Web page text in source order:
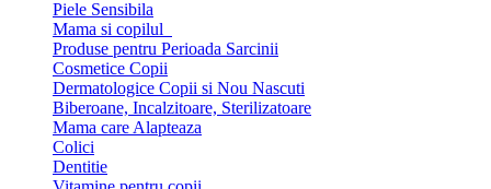
Piele Sensibila
Mama si copilul
Produse pentru Perioada Sarcinii
Cosmetice Copii
Dermatologice Copii si Nou Nascuti
Biberoane, Incalzitoare, Sterilizatoare
Mama care Alapteaza
Colici
Dentitie